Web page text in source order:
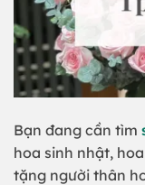
Bạn đang cần tìm
hoa sinh nhật,
tặng người thân